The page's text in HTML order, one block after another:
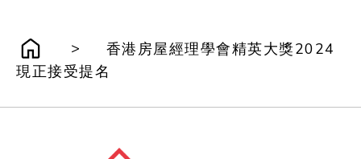
>
香港房屋經理學會精英大獎2024
現正接受提名